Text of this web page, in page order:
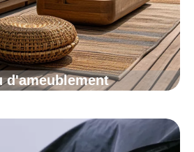
d'ameublement